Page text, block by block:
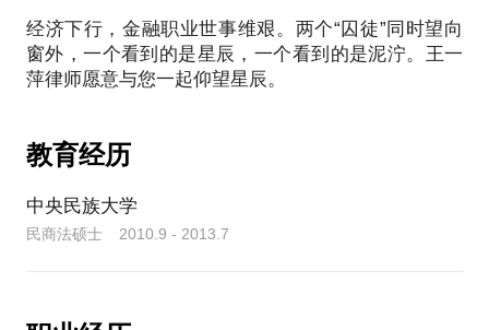
（1）年度审计情况汇报审查
（2）项目运作情况检查与汇报审查
（3）投资效果分析评价审查
2.对外投资确权风险核查
及财产情况
六、私募基金税收筹划法律服务：依据财政部税务总
局55号等资本市场、私募基金涉诉政策，参与私募基
金的组织架构、主体形式、收入与成本费用的比重等
证投资条件、溢价估值、股东权利及退出安排；为特
案；审核私募股权融资文件。
八、私募机构人力资源专项服务
经济下行，金融职业世事维艰。两个“囚徒”同时望向
窗外，一个看到的是星辰，一个看到的是泥泞。王一
教育经历
中央民族大学
民商法硕士 2010.9 - 2013.7